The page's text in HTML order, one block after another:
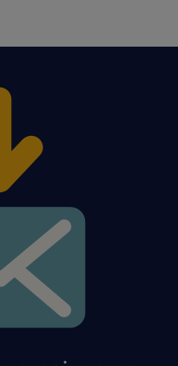
записи 47
предназначено для
который